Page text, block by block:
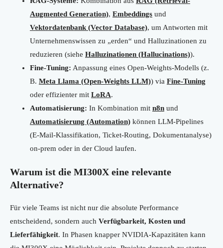
Augmented Generation), Embeddings und
Vektordatenbank (Vector Database), um Antworten mit
Unternehmenswissen zu „erden“ und Halluzinationen zu
reduzieren (siehe Halluzinationen (Hallucinations)).
Fine-Tuning: Anpassung eines Open-Weights-Modells (z.
B. Meta Llama (Open-Weights LLM)) via Fine-Tuning
oder effizienter mit LoRA.
Automatisierung: In Kombination mit n8n und
Automatisierung (Automation) können LLM-Pipelines
(E-Mail-Klassifikation, Ticket-Routing, Dokumentanalyse)
on-prem oder in der Cloud laufen.
Warum ist die MI300X eine relevante
Alternative?
Für viele Teams ist nicht nur die absolute Performance
entscheidend, sondern auch Verfügbarkeit, Kosten und
Lieferfähigkeit. In Phasen knapper NVIDIA-Kapazitäten kann